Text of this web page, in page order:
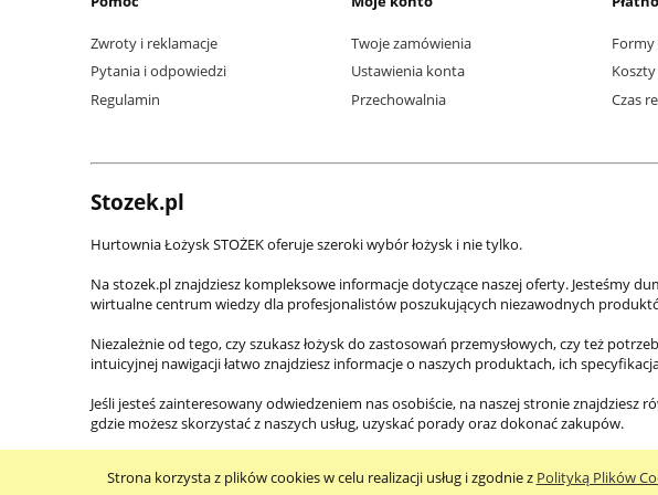
Strona korzysta z plików cookies w celu realizacji usług i zgodnie z Polityką Plików
Zwroty i reklamacje
Pytania i odpowiedzi
Regulamin
Twoje zamówienia
Ustawienia konta
Przechowalnia
Formy
Czas
Stozek.pl
Hurtownia Łożysk STOŻEK oferuje szeroki wybór łożysk i nie tylko.
Na stozek.pl znajdziesz kompleksowe informacje dotyczące naszej oferty. Jesteśmy
wirtualne centrum wiedzy dla profesjonalistów poszukujących niezawodnych
Niezależnie od tego, czy szukasz łożysk do zastosowań przemysłowych, czy też
intuicyjnej nawigacji łatwo znajdziesz informacje o naszych produktach, ich
Jeśli jesteś zainteresowany odwiedzeniem nas osobiście, na naszej stronie znajdziesz
gdzie możesz skorzystać z naszych usług, uzyskać porady oraz dokonać zakupów.